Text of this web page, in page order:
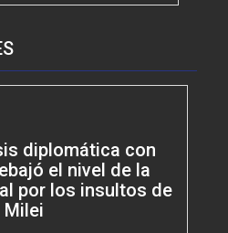
diplomática con
el nivel de la
por los insultos de
Milei